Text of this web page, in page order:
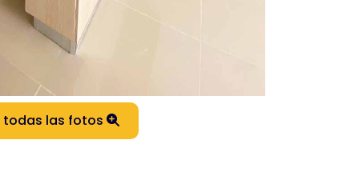
todas las fotos